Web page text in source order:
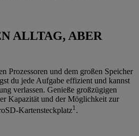
ALLTAG, ABER
Prozessoren und dem großen Speicher
du jede Aufgabe effizient und kannst
verlassen. Genieße großzügigen
Kapazität und der Möglichkeit zur
Kartensteckplatz1 .